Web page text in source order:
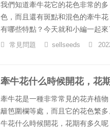
我們知道牽牛花它的花色非常的
色，而且還有斑點和混色的牽牛
有哪些特點？今天就和小編一起
常見問題 sellseeds
牽牛花什么時候開花，花
牽牛花是一種非常常見的花卉植
籬笆圍欄等處，而且它的花色繁
牛花什么時候開花，花期有多久